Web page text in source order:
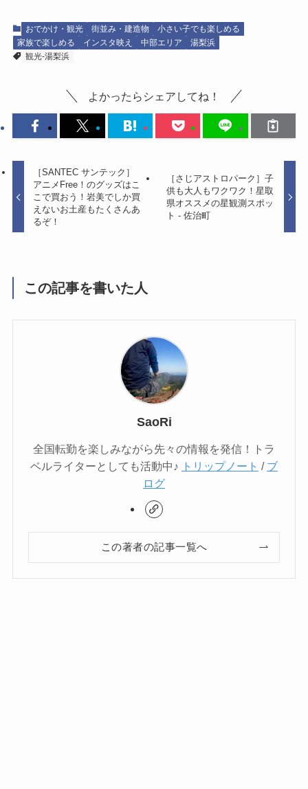
おでかけ・観光 街並み・建造物
小さい子でも楽しめる
家族で楽しめる
インスタ映え 中部エリア
湯梨浜
観光-湯梨浜
よかったらシェアしてね！
［SANTEC サンテック］
アニメFree！のグッズはこ
こで買おう！岩美でしか買
えないお土産もたくさんあ
るぞ！
［さじアストロパーク］子
供も大人もワクワク！星取
県オススメの星観測スポッ
ト - 佐治町
この記事を書いた人
SaoRi
全国転勤を楽しみながら先々の情報を発信！トラ
ベルライターとしても活動中♪
トリップノート / ブ
ログ
この著者の記事一覧へ